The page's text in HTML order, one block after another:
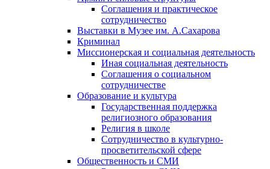
Соглашения и практическое
сотрудничество
Выставки в Музее им. А.Сахарова
Криминал
Миссионерская и социальная деятельность
Иная социальная деятельность
Соглашения о социальном
сотрудничестве
Образование и культура
Государственная поддержка
религиозного образования
Религия в школе
Сотрудничество в культурно-
просветительской сфере
Общественность и СМИ